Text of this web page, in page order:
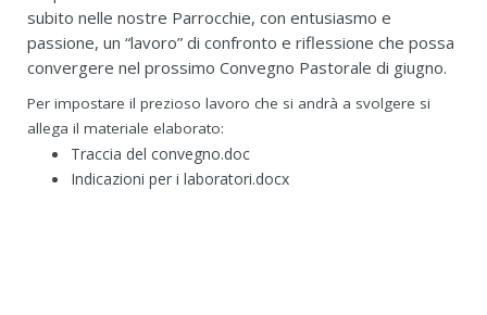
subito nelle nostre Parrocchie, con entusiasmo e
passione, un “lavoro” di confronto e riflessione che possa
convergere nel prossimo Convegno Pastorale di giugno.
Per impostare il prezioso lavoro che si andrà a svolgere si
allega il materiale elaborato:
Traccia del convegno.doc
Indicazioni per i laboratori.docx